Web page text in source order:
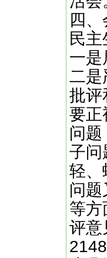
四
民
一是
二是
批评
要正
问
子问
轻、
问
等方
评